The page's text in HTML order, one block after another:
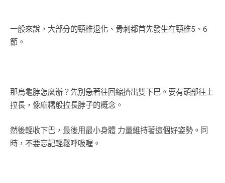
一般來說，大部分的頸椎退化、骨刺都首先發生在頸椎5、6
節。
那烏龜脖怎麼辦？先別急著往回縮擠出雙下巴。要有頭部往上
拉長，像麻糬般拉長脖子的概念。
然後輕收下巴，最後用最小身體 力量維持著這個好姿勢。同
時，不要忘記輕鬆呼吸喔。